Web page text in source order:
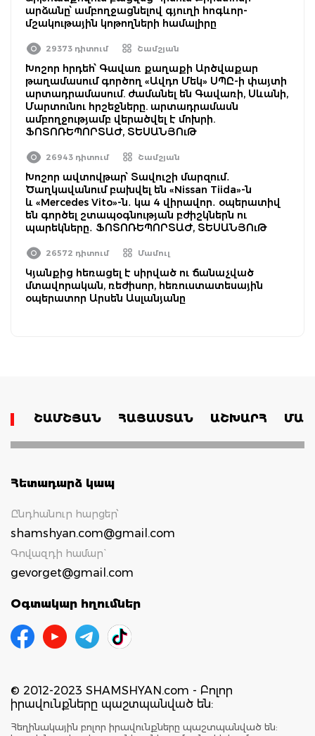
արձանը՝ ամբողջացնելով գյուղի հոգևոր-
մշակութային կոթողների համալիրը
29373 դիտում Շամշյան
Խոշոր հրդեհ՝ Գավառ քաղաքի Արծվաքար
թաղամասում գործող «Ավդո Մեկ» ՍՊԸ-ի փայտի
արտադրամասում. ժամանել են Գավառի, Սևանի,
Մարտունու հրշեջները. արտադրամասն
ամբողջությամբ վերածվել է մոխրի.
ՖՈՏՈՌԵՊՈՐՏԱԺ, ՏԵՍԱՆՅՈւԹ
26943 դիտում Շամշյան
Խոշոր ավտովթար՝ Տավուշի մարզում․
Ծաղկավանում բախվել են «Nissan Tiida»-ն
և «Mercedes Vito»-ն․ կա 4 վիրավոր․ օպերատիվ
են գործել շտապօգնության բժիշկներն ու
պարեկները․ ՖՈՏՈՌԵՊՈՐՏԱԺ, ՏԵՍԱՆՅՈւԹ
26572 դիտում Մամուլ
Կյանքից հեռացել է սիրված ու ճանաչված
մտավորական, ռեժիսոր, հեռուստատեսային
օպերատոր Արսեն Ասլանյանը
ՇԱՄՇՅԱՆ ՀԱՅԱՍՏԱՆ ԱՇԽԱՐՀ
Հետադարձ կապ
Ընդհանուր հարցեր՝
shamshyan.com@gmail.com
Գովազդի համար`
gevorget@gmail.com
Օգտակար հղումներ
© 2012-2023 SHAMSHYAN.com - Բոլոր
իրավունքները պաշտպանված են:
Հեղինակային բոլոր իրավունքները պաշտպանված են: